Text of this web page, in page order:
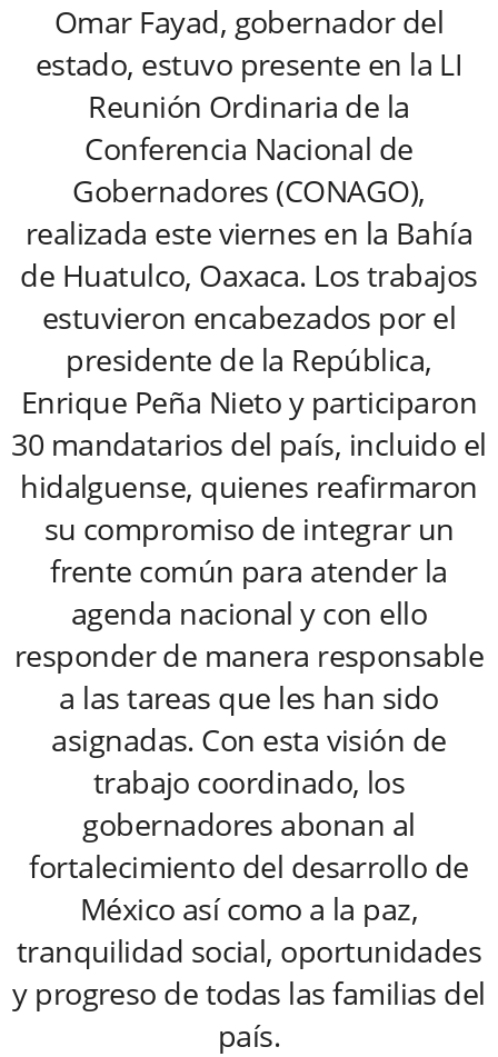
Omar Fayad, gobernador del
estado, estuvo presente en la LI
Reunión Ordinaria de la
Conferencia Nacional de
Gobernadores (CONAGO),
realizada este viernes en la Bahía
de Huatulco, Oaxaca. Los trabajos
estuvieron encabezados por el
presidente de la República,
Enrique Peña Nieto y participaron
30 mandatarios del país, incluido el
hidalguense, quienes reafirmaron
su compromiso de integrar un
frente común para atender la
agenda nacional y con ello
responder de manera responsable
a las tareas que les han sido
asignadas. Con esta visión de
trabajo coordinado, los
gobernadores abonan al
fortalecimiento del desarrollo de
México así como a la paz,
tranquilidad social, oportunidades
y progreso de todas las familias del
país.